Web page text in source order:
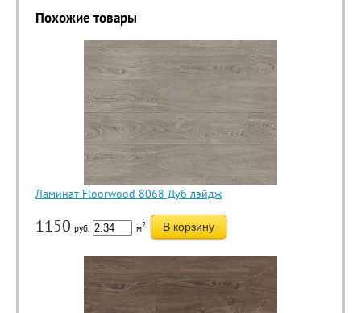
Похожие товары
Ламинат Floorwood 8068 Дуб лэйдж
1150 руб. м2 В корзину